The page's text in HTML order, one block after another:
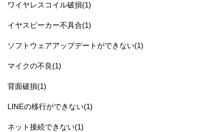
ワイヤレスコイル破損(1)
イヤスピーカー不具合(1)
ソフトウェアアップデートができない(1)
マイクの不良(1)
背面破損(1)
LINEの移行ができない(1)
ネット接続できない(1)